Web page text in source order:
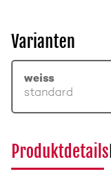
Varianten
weiss
standard
Produktdetails